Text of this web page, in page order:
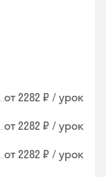
от 2282 ₽ / урок
от 2282 ₽ / урок
от 2282 ₽ / урок